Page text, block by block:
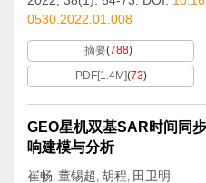
0530.2022.01.008
摘要(788)
PDF[1.4M](73)
GEO星机双基SAR时间同
响建模与分析
崔畅, 董锡超 , 胡程, 田卫明